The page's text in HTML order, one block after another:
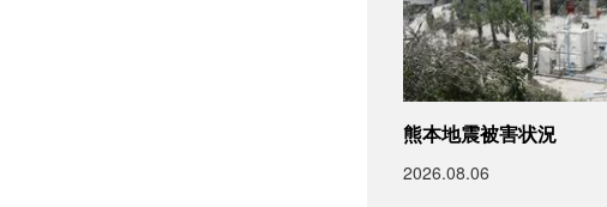
熊本地震被害状況
2026.08.06